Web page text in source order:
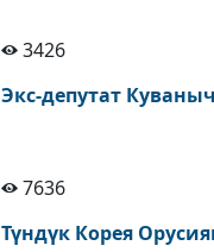
3426
Экс-депутат
7636
Түндүк Корея